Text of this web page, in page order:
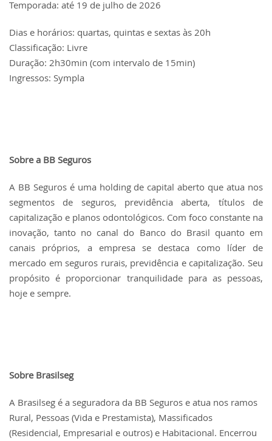
Temporada: até 19 de julho de 2026
Dias e horários: quartas, quintas e sextas às 20h
Classificação: Livre
Duração: 2h30min (com intervalo de 15min)
Ingressos: Sympla
Sobre a BB Seguros
A BB Seguros é uma holding de capital aberto que atua nos
segmentos de seguros, previdência aberta, títulos de
capitalização e planos odontológicos. Com foco constante na
inovação, tanto no canal do Banco do Brasil quanto em
canais próprios, a empresa se destaca como líder de
mercado em seguros rurais, previdência e capitalização. Seu
propósito é proporcionar tranquilidade para as pessoas,
hoje e sempre.
Sobre Brasilseg
A Brasilseg é a seguradora da BB Seguros e atua nos ramos
Rural, Pessoas (Vida e Prestamista), Massificados
(Residencial, Empresarial e outros) e Habitacional. Encerrou